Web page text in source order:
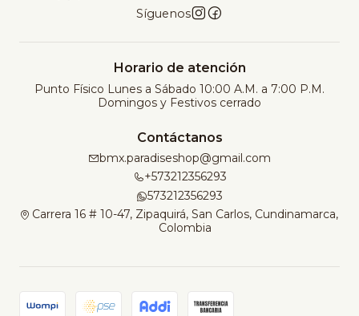
Síguenos
Horario de atención
Punto Físico Lunes a Sábado 10:00 A.M. a 7:00 P.M.
Domingos y Festivos cerrado
Contáctanos
bmx.paradiseshop@gmail.com
+573212356293
573212356293
Carrera 16 # 10-47, Zipaquirá, San Carlos, Cundinamarca,
Colombia